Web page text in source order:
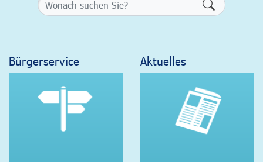
Bürgerservice Aktuelles